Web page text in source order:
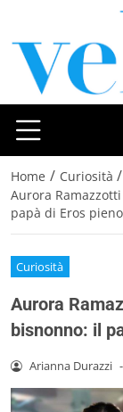
Home / Curiosità /
Aurora
papà di Eros
Curiosità
Aurora
bisnonno: il
Arianna Durazzi -